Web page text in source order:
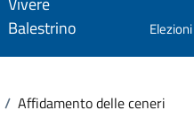
Balestrino
Elezioni
/ Affidamento delle ceneri